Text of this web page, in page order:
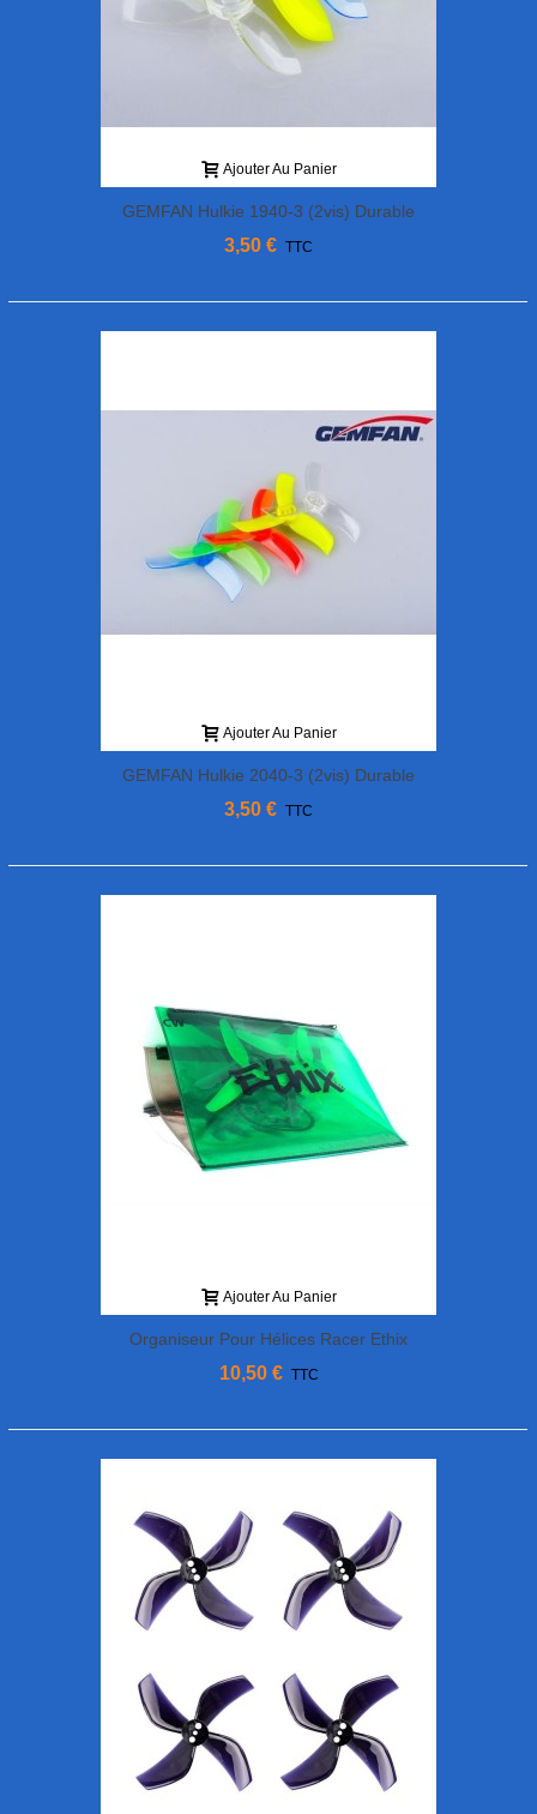
Ajouter Au Panier
GEMFAN Hulkie 1940-3 (2vis) Durable
3,50 € TTC
Ajouter Au Panier
GEMFAN Hulkie 2040-3 (2vis) Durable
3,50 € TTC
Ajouter Au Panier
Organiseur Pour Hélices Racer Ethix
10,50 € TTC